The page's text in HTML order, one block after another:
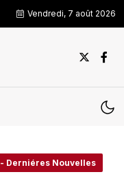
Vendredi, 7 août 2026
- Derniéres Nouvelles